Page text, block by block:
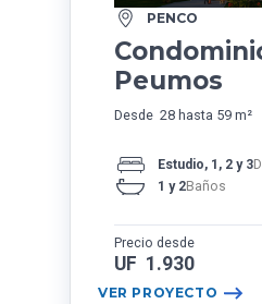
PENCO
Peumos
Desde 28 hasta 59 m²
Estudio, 1, 2 y 3
1 y 2Baños
Precio desde
UF 1.930
VER PROYECTO